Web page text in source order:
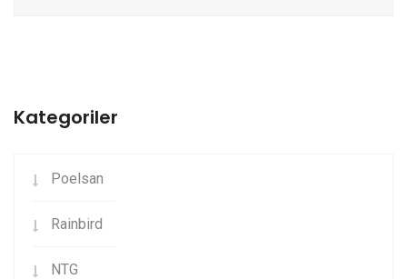
Kategoriler
Poelsan
Rainbird
NTG